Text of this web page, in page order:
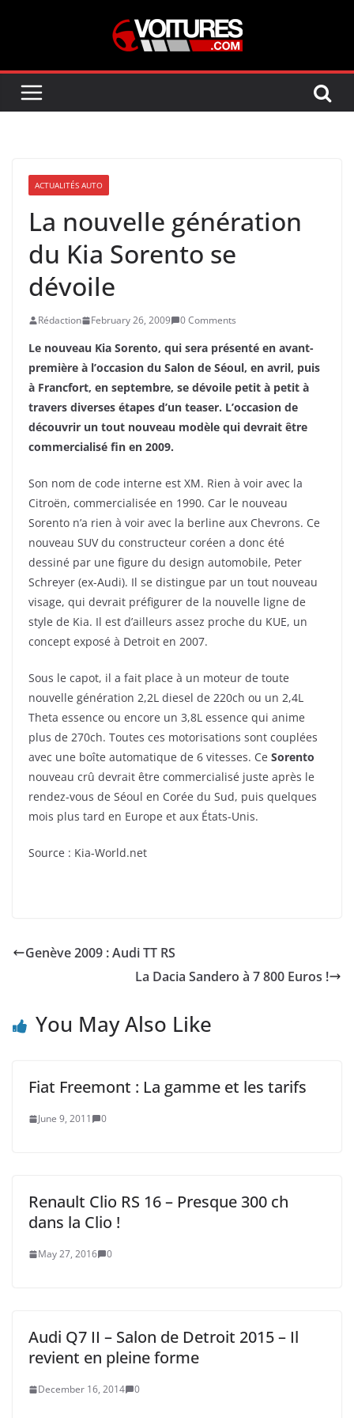
ACTUALITÉS AUTO
La nouvelle génération
du Kia Sorento se
dévoile
Rédaction February 26, 2009 0 Comments
Le nouveau Kia Sorento, qui sera présenté en avant-
première à l’occasion du Salon de Séoul, en avril, puis
à Francfort, en septembre, se dévoile petit à petit à
travers diverses étapes d’un teaser. L’occasion de
découvrir un tout nouveau modèle qui devrait être
commercialisé fin en 2009.
Son nom de code interne est XM. Rien à voir avec la
Citroën, commercialisée en 1990. Car le nouveau
Sorento n’a rien à voir avec la berline aux Chevrons. Ce
nouveau SUV du constructeur coréen a donc été
dessiné par une figure du design automobile, Peter
Schreyer (ex-Audi). Il se distingue par un tout nouveau
visage, qui devrait préfigurer de la nouvelle ligne de
style de Kia. Il est d’ailleurs assez proche du KUE, un
concept exposé à Detroit en 2007.
Sous le capot, il a fait place à un moteur de toute
nouvelle génération 2,2L diesel de 220ch ou un 2,4L
Theta essence ou encore un 3,8L essence qui anime
plus de 270ch. Toutes ces motorisations sont couplées
avec une boîte automatique de 6 vitesses. Ce Sorento
nouveau crû devrait être commercialisé juste après le
rendez-vous de Séoul en Corée du Sud, puis quelques
mois plus tard en Europe et aux États-Unis.
Source : Kia-World.net
Genève 2009 : Audi TT RS
La Dacia Sandero à 7 800 Euros !
You May Also Like
Fiat Freemont : La gamme et les tarifs
June 9, 2011 0
Renault Clio RS 16 – Presque 300 ch
dans la Clio !
May 27, 2016 0
Audi Q7 II – Salon de Detroit 2015 – Il
revient en pleine forme
December 16, 2014 0